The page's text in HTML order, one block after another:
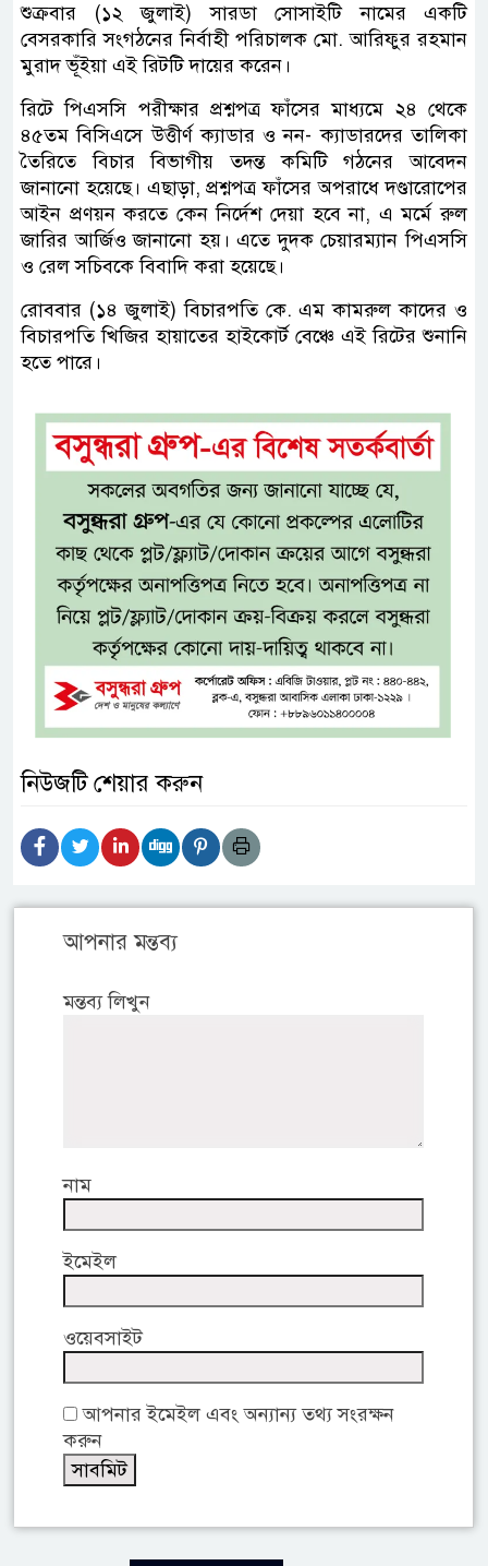
শুক্রবার (১২ জুলাই) সারডা সোসাইটি নামের একটি
বেসরকারি সংগঠনের নির্বাহী পরিচালক মো. আরিফুর রহমান
মুরাদ ভূঁইয়া এই রিটটি দায়ের করেন।
রিটে পিএসসি পরীক্ষার প্রশ্নপত্র ফাঁসের মাধ্যমে ২৪ থেকে
৪৫তম বিসিএসে উত্তীর্ণ ক্যাডার ও নন- ক্যাডারদের তালিকা
তৈরিতে বিচার বিভাগীয় তদন্ত কমিটি গঠনের আবেদন
জানানো হয়েছে। এছাড়া, প্রশ্নপত্র ফাঁসের অপরাধে দণ্ডারোপের
আইন প্রণয়ন করতে কেন নির্দেশ দেয়া হবে না, এ মর্মে রুল
জারির আর্জিও জানানো হয়। এতে দুদক চেয়ারম্যান পিএসসি
ও রেল সচিবকে বিবাদি করা হয়েছে।
রোববার (১৪ জুলাই) বিচারপতি কে. এম কামরুল কাদের ও
বিচারপতি খিজির হায়াতের হাইকোর্ট বেঞ্চে এই রিটের শুনানি
হতে পারে।
নিউজটি শেয়ার করুন
আপনার মন্তব্য
মন্তব্য লিখুন
নাম
ইমেইল
ওয়েবসাইট
আপনার ইমেইল এবং অন্যান্য তথ্য সংরক্ষন
করুন